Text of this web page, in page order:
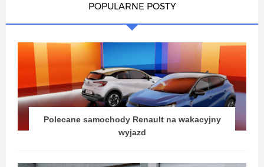
POPULARNE POSTY
Polecane samochody Renault na wakacyjny
wyjazd